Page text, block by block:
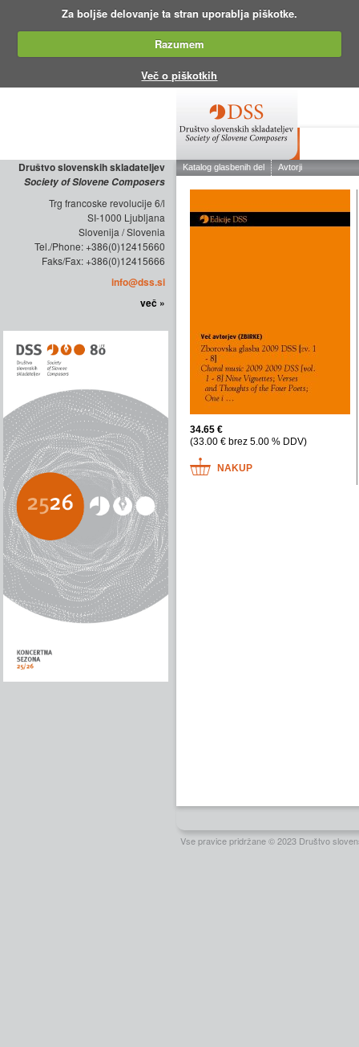
Za boljše delovanje ta stran uporablja piškotke.
Razumem
Več o piškotkih
Društvo slovenskih skladateljev
Society of Slovene Composers
Trg francoske revolucije 6/l
SI-1000 Ljubljana
Slovenija / Slovenia
Tel./Phone: +386(0)12415660
Faks/Fax: +386(0)12415666
info@dss.si
več »
Vse pravice pridržane © 2023 Društvo